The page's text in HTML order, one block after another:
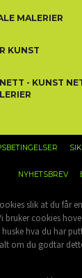
MALERIER
KUNST
- KUNST
NYHETSBREV
slik at du får
bruker cookies
hva du har
om du godtar